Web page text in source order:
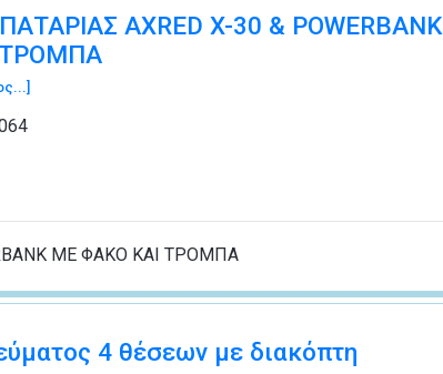
AXRED X-30 & POWERBANK
ΜΕ ΦΑΚΟ ΚΑΙ ΤΡΟΜΠΑ
4 θέσεων με διακόπτη